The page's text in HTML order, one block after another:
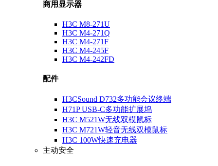
商用显示器
H3C M8-271U
H3C M4-271Q
H3C M4-271F
H3C M4-245F
H3C M4-242FD
配件
H3CSound D732多功能会议终端
H71P USB-C多功能扩展坞
H3C M521W无线双模鼠标
H3C M721W轻音无线双模鼠标
H3C 100W快速充电器
主动安全